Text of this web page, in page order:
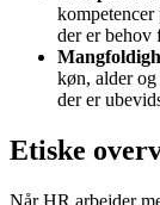
der er behov
køn, alder
der er
Etiske
Når HR arbejder